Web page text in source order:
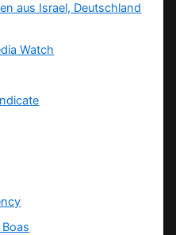
aus Israel, Deutschland
Watch